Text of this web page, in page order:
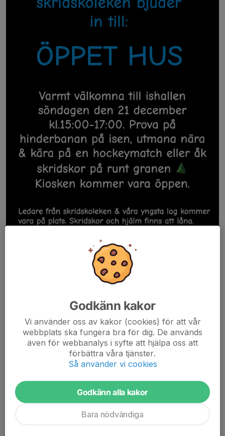
Läs mer
Skridskoleken = GRATIS!
Vi kan med glädje meddela attBottnagruppen
möjligheten för flera barn att vara med på Skridskoleken. Detta
gör dom genom att subventionera deltagargiften för
Godkänn kakor
Vi använder oss av kakor (cookies) för att vår
webbplats ska fungera bra för dig. De används
även för webbanalys i syfte att hjälpa oss att
förbättra våra tjänster.
Så använder vi cookies
Godkänn alla kakor
Bara nödvändiga